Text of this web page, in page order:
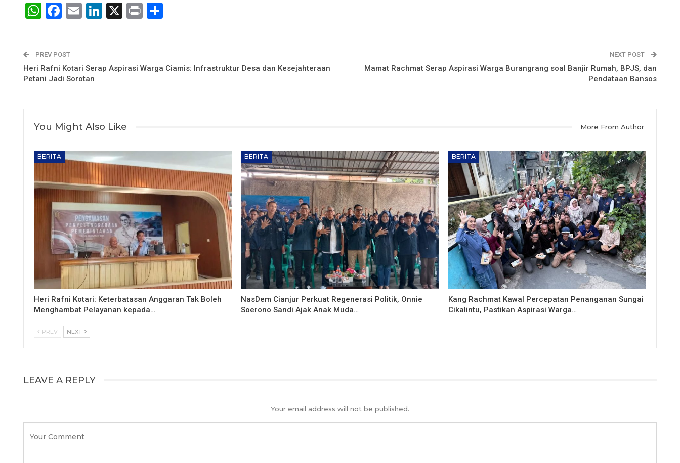
WhatsApp
Facebook
EmailLinkedIn
X Print
PREV POST
Heri Rafni Kotari Serap Aspirasi Warga Ciamis: Infrastruktur Desa dan Kesejahteraan
Petani Jadi Sorotan
NEXT POST
Mamat Rachmat Serap Aspirasi Warga Burangrang soal Banjir Rumah, BPJS, dan
Pendataan Bansos
You Might Also Like More From Author
BERITA
Heri Rafni Kotari: Keterbatasan Anggaran Tak Boleh
Menghambat Pelayanan kepada…
BERITA
NasDem Cianjur Perkuat Regenerasi Politik, Onnie
Soerono Sandi Ajak Anak Muda…
BERITA
Kang Rachmat Kawal Percepatan Penanganan Sungai
Cikalintu, Pastikan Aspirasi Warga…
PREV NEXT
LEAVE A REPLY
Your email address will not be published.